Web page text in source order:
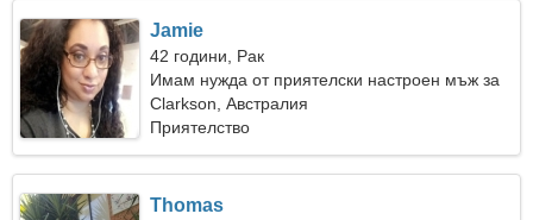
Jamie
42 години, Рак
Имам нужда от приятелски настроен мъж за
къмпинг
Clarkson, Австралия
Приятелство
Thomas